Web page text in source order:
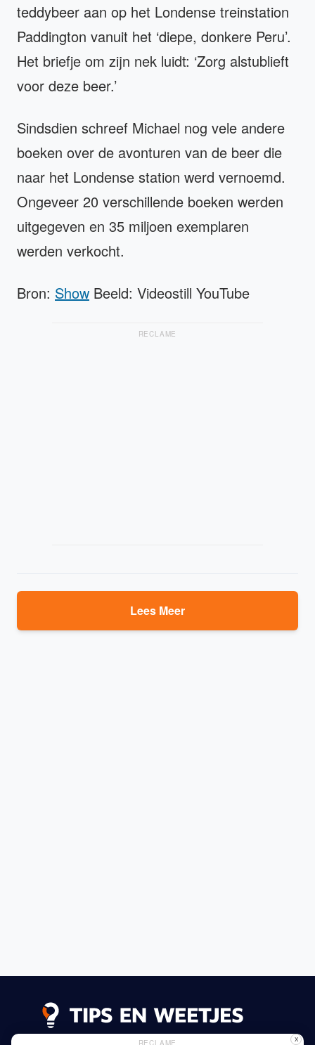
teddybeer aan op het Londense treinstation
Paddington vanuit het ‘diepe, donkere Peru’.
Het briefje om zijn nek luidt: ‘Zorg alstublieft
voor deze beer.’
Sindsdien schreef Michael nog vele andere
boeken over de avonturen van de beer die
naar het Londense station werd vernoemd.
Ongeveer 20 verschillende boeken werden
uitgegeven en 35 miljoen exemplaren
werden verkocht.
Bron: Show Beeld: Videostill YouTube
RECLAME
Lees Meer
RECLAME X